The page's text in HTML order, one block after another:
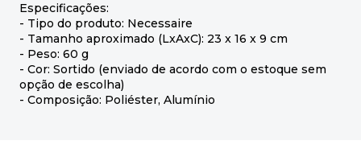
Especificações:
- Tipo do produto: Necessaire
- Tamanho aproximado (LxAxC): 23 x 16 x 9 cm
- Peso: 60 g
- Cor: Sortido (enviado de acordo com o estoque sem
opção de escolha)
- Composição: Poliéster, Alumínio